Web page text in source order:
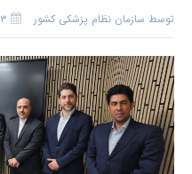
توسط سازمان نظام پزشکی کشور